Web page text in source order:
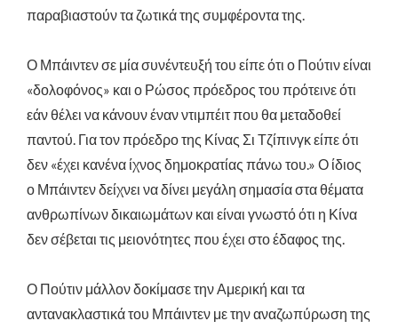
παραβιαστούν τα ζωτικά της συμφέροντα της.
Ο Μπάιντεν σε μία συνέντευξή του είπε ότι ο Πούτιν είναι
«δολοφόνος» και ο Ρώσος πρόεδρος του πρότεινε ότι
εάν θέλει να κάνουν έναν ντιμπέιτ που θα μεταδοθεί
παντού. Για τον πρόεδρο της Κίνας Σι Τζίπινγκ είπε ότι
δεν «έχει κανένα ίχνος δημοκρατίας πάνω του.» Ο ίδιος
ο Μπάιντεν δείχνει να δίνει μεγάλη σημασία στα θέματα
ανθρωπίνων δικαιωμάτων και είναι γνωστό ότι η Κίνα
δεν σέβεται τις μειονότητες που έχει στο έδαφος της.
Ο Πούτιν μάλλον δοκίμασε την Αμερική και τα
αντανακλαστικά του Μπάιντεν με την αναζωπύρωση της